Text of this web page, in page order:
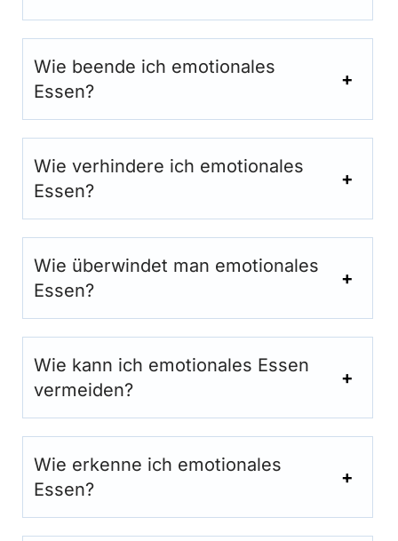
Wie beende ich emotionales
Essen?
Wie verhindere ich emotionales
Essen?
Wie überwindet man emotionales
Essen?
Wie kann ich emotionales Essen
vermeiden?
Wie erkenne ich emotionales
Essen?